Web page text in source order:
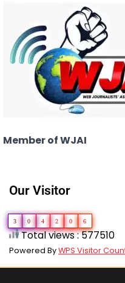
Member of WJAI
Our Visitor
3 0 4 2 0 6
Total views : 577510
Powered ByWPS Visitor